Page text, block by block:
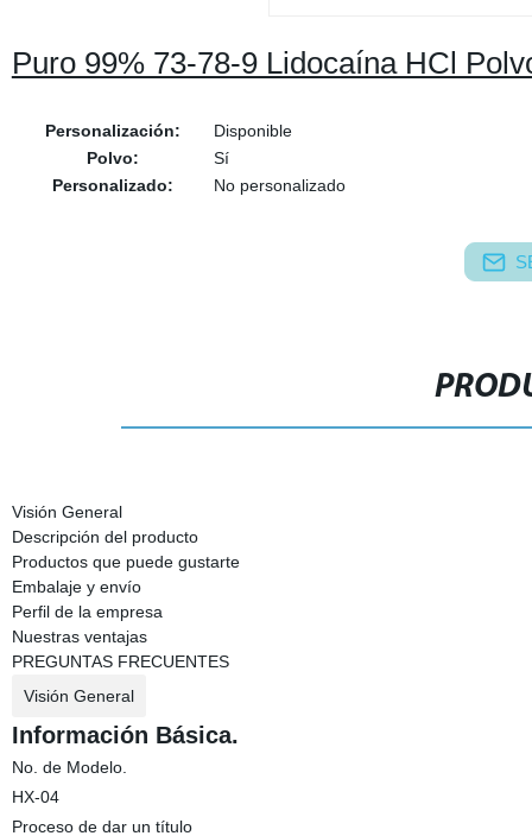
Puro 99% 73-78-9 Lidocaína HCl
Personalización:
Disponible
Polvo:
Sí
Personalizado:
No personalizado
Visión General
Descripción del producto
Productos que puede gustarte
Embalaje y envío
Perfil de la empresa
Nuestras ventajas
PREGUNTAS FRECUENTES
Visión General
Información Básica.
No. de Modelo.
HX-04
Proceso de dar un título